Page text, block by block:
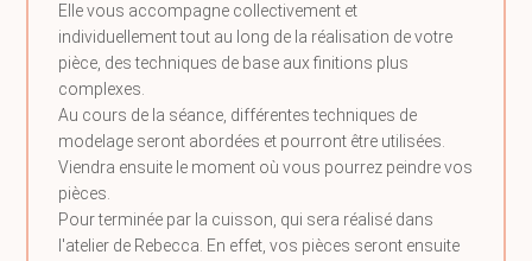
Elle vous accompagne collectivement et
individuellement tout au long de la réalisation de votre
pièce, des techniques de base aux finitions plus
complexes.
Au cours de la séance, différentes techniques de
modelage seront abordées et pourront être utilisées.
Viendra ensuite le moment où vous pourrez peindre vos
pièces.
Pour terminée par la cuisson, qui sera réalisé dans
l'atelier de Rebecca. En effet, vos pièces seront ensuite